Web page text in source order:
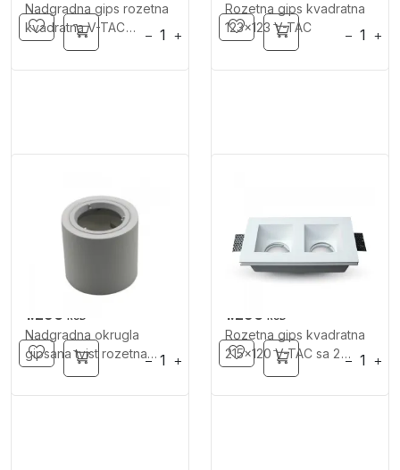
− + − +
Nadgradna gips rozetna
kvadratna V-TAC
75x75x75
1.290 RSD
− +
Rozetna gips kvadratna
123x123 V-TAC
1.290 RSD
− +
Nadgradna okrugla
gipsana tvist rozetna
1xGU10 V-TAC
Rozetna gips kvadratna
215x120 V-TAC sa 2
izvora svetlosti